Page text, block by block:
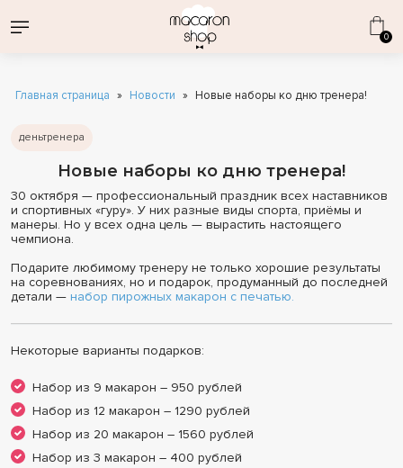
0
ВСЕ НАБОРЫ
ДЕНЬ СТРОИТЕЛЯ
1 СЕНТЯБРЯ
МАКАРОНС КЛАССИЧЕСКИЕ
КОРПОРАТИВНЫЕ ПОДАРКИ
ОПТОВЫЕ ПОСТАВКИ
МАКАРОН
ЭКЛЕРЫ
ВАФЕЛЬНЫЕ ТРУБОЧКИ
КОМБО-НАБОРЫ
Главная страница » Новости » Новые наборы ко дню тренера!
деньтренера
Новые наборы ко дню тренера!
30 октября — профессиональный праздник всех наставников
и спортивных «гуру». У них разные виды спорта, приёмы и
манеры. Но у всех одна цель — вырастить настоящего
чемпиона.
Подарите любимому тренеру не только хорошие результаты
на соревнованиях, но и подарок, продуманный до последней
детали — набор пирожных макарон с печатью.
Некоторые варианты подарков:
Набор из 9 макарон – 950 рублей
Набор из 12 макарон – 1290 рублей
Набор из 20 макарон – 1560 рублей
Набор из 3 макарон – 400 рублей